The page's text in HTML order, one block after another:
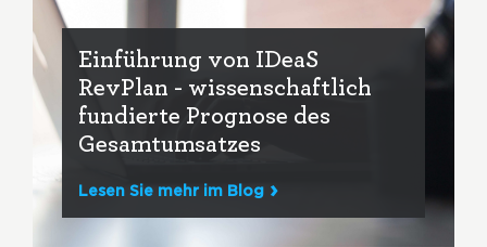
Einführung von IDeaS
RevPlan - wissenschaftlich
fundierte Prognose des
Gesamtumsatzes
Lesen Sie mehr im Blog